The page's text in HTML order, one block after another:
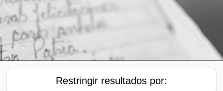
Restringir resultados por: